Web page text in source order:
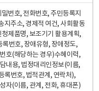
밀번호, 전화번호, 주민등록지
지주소, 경제적 여건, 사회활동
청제품명, 보조기기 활용계획,
록번호, 장애유형, 장애정도,
호(해당하는 경우)수혜이력,
내용, 법정대리인정보(이름,
록번호, 법적관계, 연락처),
자(이름, 관계, 전화, 휴대폰)